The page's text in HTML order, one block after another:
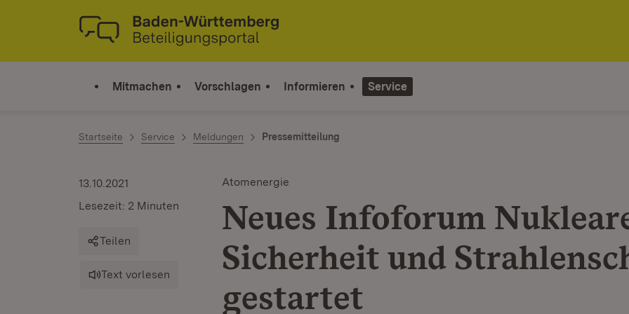
Zum Inhalt springen
Link zur Startseite
Mitmachen Vorschlagen Informieren Service
Startseite Service Meldungen Pressemitteilung
Atomenergie
Neues Infoforum
Sicherheit und
gestartet
13.10.2021
Lesezeit: 2 Minuten
Teilen
Text vorlesen